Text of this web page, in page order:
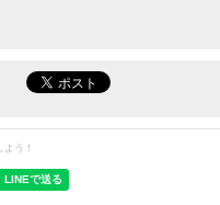
情報をお届けします。
う！